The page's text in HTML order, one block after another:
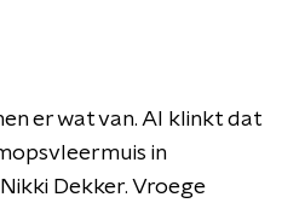
er wat van. Al klinkt dat
in
Dekker. Vroege